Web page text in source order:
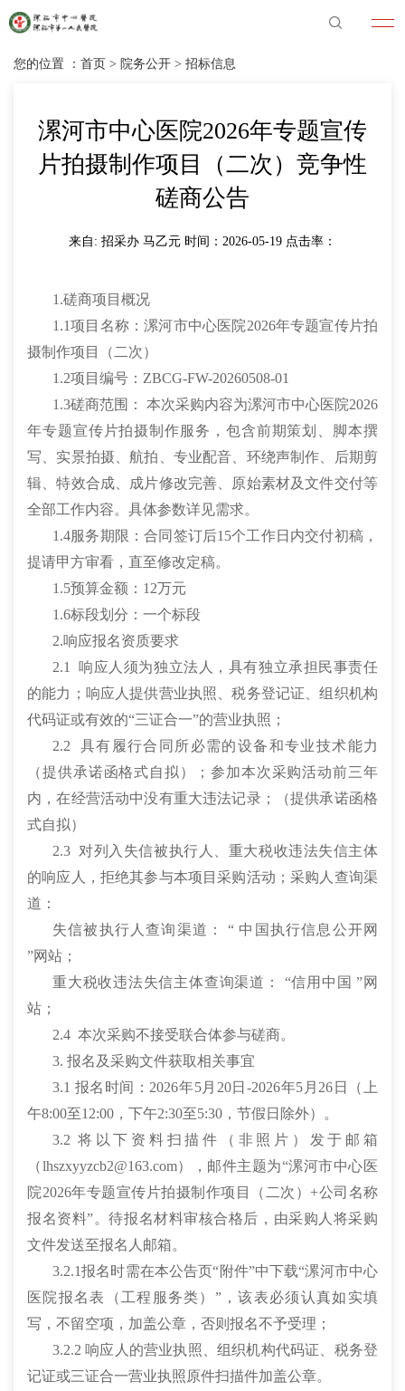
您的位置 ： 首页 > 院务公开 > 招标信息
漯河市中心医院2026年专题宣传
片拍摄制作项目（二次）竞争性
磋商公告
来自: 招采办 马乙元 时间：2026-05-19 点击率：
1.磋商项目概况
1.1项目名称：漯河市中心医院2026年专题宣传片拍
摄制作项目（二次）
1.2项目编号：ZBCG-FW-20260508-01
1.3磋商范围： 本次采购内容为漯河市中心医院2026
年专题宣传片拍摄制作服务，包含前期策划、脚本撰
写、实景拍摄、航拍、专业配音、环绕声制作、后期剪
辑、特效合成、成片修改完善、原始素材及文件交付等
全部工作内容。具体参数详见需求。
1.4服务期限：合同签订后15个工作日内交付初稿，
提请甲方审看，直至修改定稿。
1.5预算金额：12万元
1.6标段划分：一个标段
2.响应报名资质要求
2.1 响应人须为独立法人，具有独立承担民事责任
的能力；响应人提供营业执照、税务登记证、组织机构
代码证或有效的“三证合一”的营业执照；
2.2 具有履行合同所必需的设备和专业技术能力
（提供承诺函格式自拟）；参加本次采购活动前三年
内，在经营活动中没有重大违法记录；（提供承诺函格
式自拟）
2.3 对列入失信被执行人、重大税收违法失信主体
的响应人，拒绝其参与本项目采购活动；采购人查询渠
道：
失信被执行人查询渠道： “ 中国执行信息公开网
”网站；
重大税收违法失信主体查询渠道： “信用中国 ”网
站；
2.4 本次采购不接受联合体参与磋商。
3. 报名及采购文件获取相关事宜
3.1 报名时间：2026年5月20日-2026年5月26日（上
午8:00至12:00，下午2:30至5:30，节假日除外）。
3.2 将以下资料扫描件（非照片）发于邮箱
（lhszxyyzcb2@163.com），邮件主题为“漯河市中心医
院2026年专题宣传片拍摄制作项目（二次）+公司名称
报名资料”。待报名材料审核合格后，由采购人将采购
文件发送至报名人邮箱。
3.2.1报名时需在本公告页“附件”中下载“漯河市中心
医院报名表（工程服务类）”，该表必须认真如实填
写，不留空项，加盖公章，否则报名不予受理；
3.2.2 响应人的营业执照、组织机构代码证、税务登
记证或三证合一营业执照原件扫描件加盖公章。